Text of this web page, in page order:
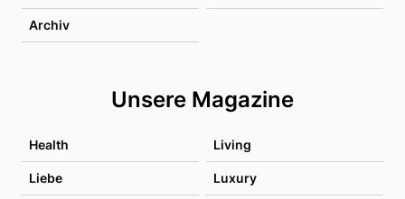
Archiv
Unsere Magazine
Health Living
Liebe Luxury